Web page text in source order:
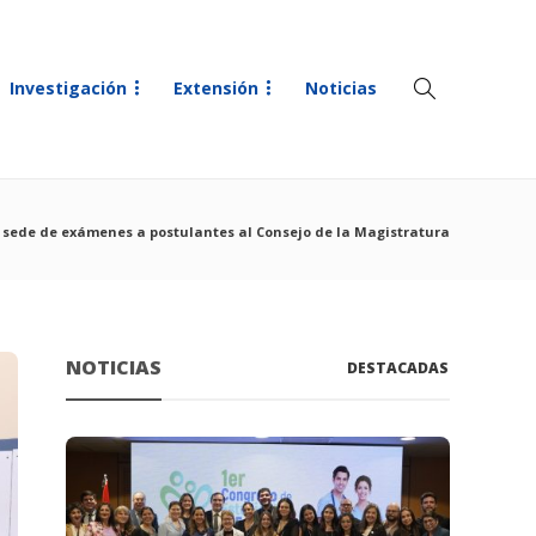
Investigación Extensión Noticias
de exámenes a postulantes al Consejo de la Magistratura
NOTICIAS DESTACADAS